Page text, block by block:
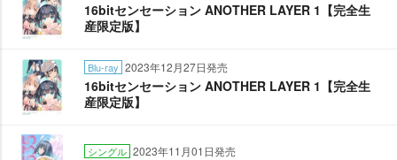
16bitセンセーション ANOTHER LAYER 1【完全生
産限定版】
Blu-ray 2023年12月27日発売
16bitセンセーション ANOTHER LAYER 1【完全生
産限定版】
シングル 2023年11月01日発売